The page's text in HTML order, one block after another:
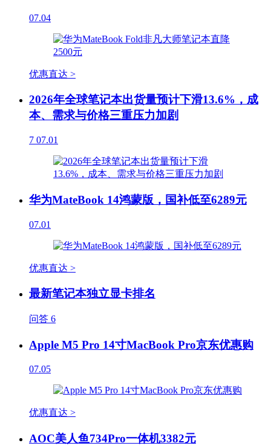
07.04
优惠直达 >
2026年全球笔记本出货量预计下滑13.6%，成
本、需求与价格三重压力加剧
7 07.01
华为MateBook 14鸿蒙版，国补低至6289元
07.01
优惠直达 >
最新笔记本独立显卡排名
问答 6
Apple M5 Pro 14寸MacBook Pro京东优惠购
07.05
优惠直达 >
AOC美人鱼734Pro一体机3382元